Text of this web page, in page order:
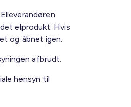
elprodukt. Hvis
og åbnet igen.
afbrudt.
hensyn til